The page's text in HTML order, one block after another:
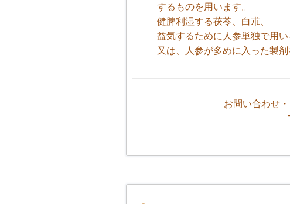
するものを用います。
健脾利湿する茯苓、白朮、
益気するために人参単独で用い
又は、人参が多めに入った製
お問い合わせ・